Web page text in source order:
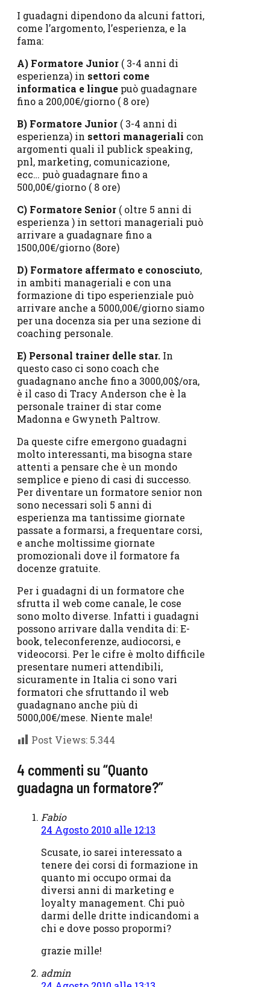
I guadagni dipendono da alcuni fattori,
come l’argomento, l’esperienza, e la
fama:
A) Formatore Junior ( 3-4 anni di
esperienza) in settori come
informatica e lingue può guadagnare
fino a 200,00€/giorno ( 8 ore)
B) Formatore Junior ( 3-4 anni di
esperienza) in settori manageriali con
argomenti quali il publick speaking,
pnl, marketing, comunicazione,
ecc… può guadagnare fino a
500,00€/giorno ( 8 ore)
C) Formatore Senior ( oltre 5 anni di
esperienza ) in settori manageriali può
arrivare a guadagnare fino a
1500,00€/giorno (8ore)
D) Formatore affermato e conosciuto,
in ambiti manageriali e con una
formazione di tipo esperienziale può
arrivare anche a 5000,00€/giorno siamo
per una docenza sia per una sezione di
coaching personale.
E) Personal trainer delle star. In
questo caso ci sono coach che
guadagnano anche fino a 3000,00$/ora,
è il caso di Tracy Anderson che è la
personale trainer di star come
Madonna e Gwyneth Paltrow.
Da queste cifre emergono guadagni
molto interessanti, ma bisogna stare
attenti a pensare che è un mondo
semplice e pieno di casi di successo.
Per diventare un formatore senior non
sono necessari soli 5 anni di
esperienza ma tantissime giornate
passate a formarsi, a frequentare corsi,
e anche moltissime giornate
promozionali dove il formatore fa
docenze gratuite.
Per i guadagni di un formatore che
sfrutta il web come canale, le cose
sono molto diverse. Infatti i guadagni
possono arrivare dalla vendita di: E-
book, teleconferenze, audiocorsi, e
videocorsi. Per le cifre è molto difficile
presentare numeri attendibili,
sicuramente in Italia ci sono vari
formatori che sfruttando il web
guadagnano anche più di
5000,00€/mese. Niente male!
Post Views: 5.344
4 commenti su “Quanto
guadagna un formatore?”
Fabio
24 Agosto 2010 alle 12:13
Scusate, io sarei interessato a
tenere dei corsi di formazione in
quanto mi occupo ormai da
diversi anni di marketing e
loyalty management. Chi può
darmi delle dritte indicandomi a
chi e dove posso propormi?
grazie mille!
admin